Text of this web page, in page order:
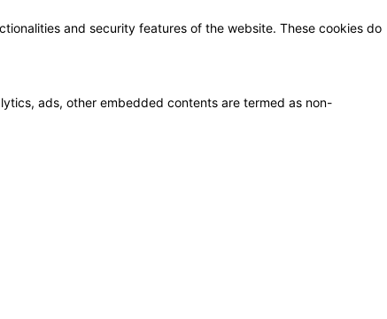
and security features of the website. These cookies do
ads, other embedded contents are termed as non-